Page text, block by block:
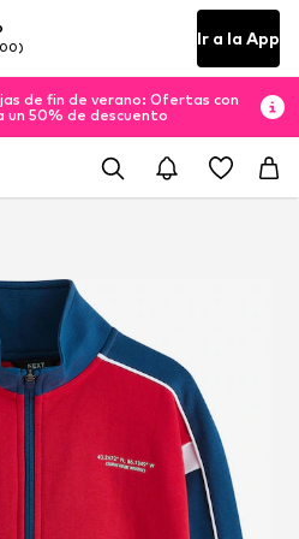
Ir a la App
de fin de verano: Ofertas con
un 50% de descuento